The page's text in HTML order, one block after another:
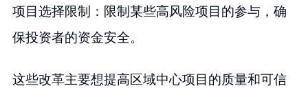
项目选择限制：限制某些高风险项目的参与，确
保投资者的资金安全。
这些改革主要想提高区域中心项目的质量和可信